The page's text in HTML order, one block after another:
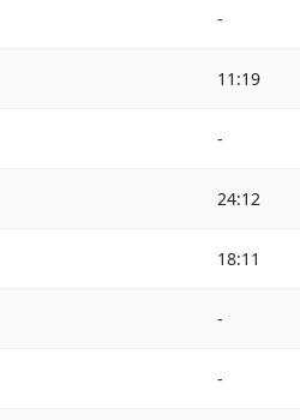
-
11:19
-
24:12
18:11
-
-